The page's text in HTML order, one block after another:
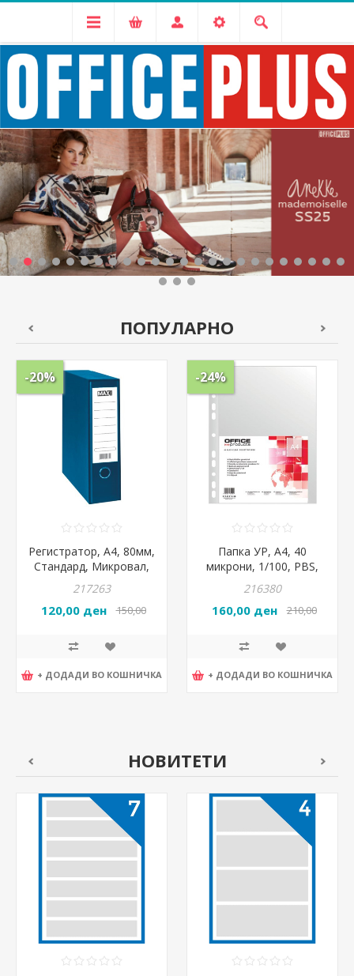
ПОПУЛАРНО
-20%
Регистратор, А4, 80мм,
Стандард, Микровал,
Arak Graf, Max Office,
Сина
217263
120,00 ден
150,00
+ ДОДАДИ ВО КОШНИЧКА
-24%
Папка УР, А4, 40
микрони, 1/100, PBS,
21141215-90
216380
160,00 ден
210,00
+ ДОДАДИ ВО КОШНИЧКА
НОВИТЕТИ